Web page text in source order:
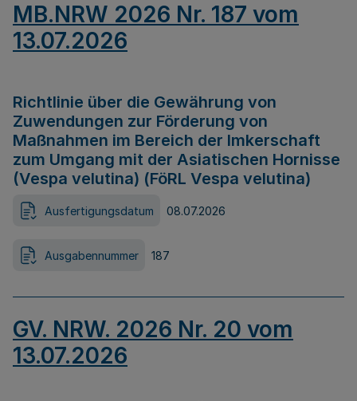
MB.NRW 2026 Nr. 187 vom
13.07.2026
Richtlinie über die Gewährung von
Zuwendungen zur Förderung von
Maßnahmen im Bereich der Imkerschaft
zum Umgang mit der Asiatischen Hornisse
(Vespa velutina) (FöRL Vespa velutina)
Ausfertigungsdatum 08.07.2026
Ausgabennummer 187
GV. NRW. 2026 Nr. 20 vom
13.07.2026